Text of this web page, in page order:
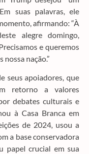
suas palavras, ele
afirmando: “À
alegre domingo,
e queremos
nossa nação.”
seus apoiadores, que
retorno a valores
debates culturais e
à Casa Branca em
de 2024, usou a
a base conservadora
papel crucial em sua